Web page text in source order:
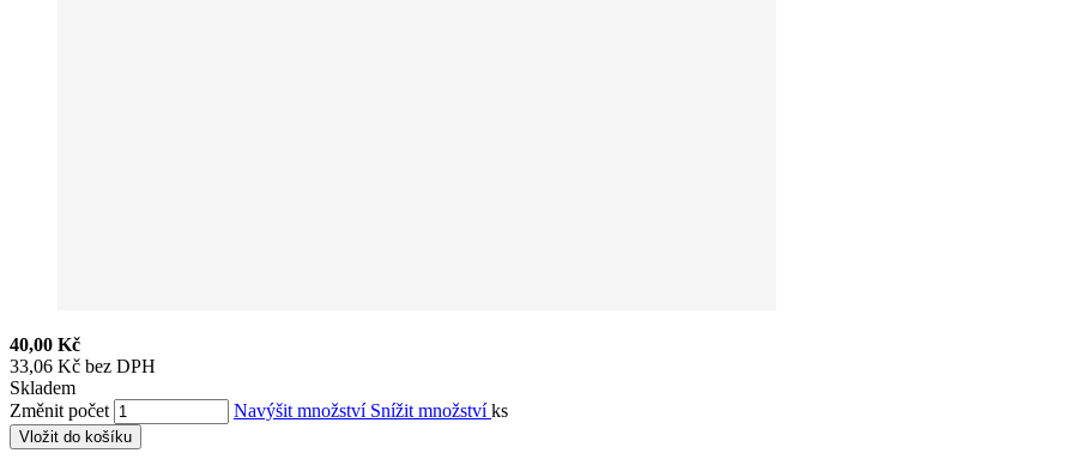
40,00 Kč
33,06 Kč bez DPH
Skladem
Změnit počet
Navýšit množství Snížit množstvíks
Vložit do košíku